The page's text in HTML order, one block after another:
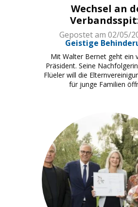
Wechsel an
Gepostet am 02/05/
Geistige
Mit Walter Bernet geht ein
Präsident. Seine
Flüeler will die
für junge Familien